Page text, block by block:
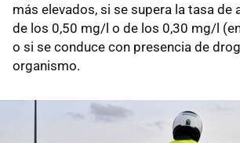
más elevados, si se supera la tasa de
de los 0,50 mg/l o de los 0,30 mg/l
o si se conduce con presencia de
organismo.